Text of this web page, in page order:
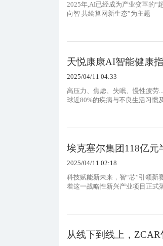
2025年,AI已经成为产业变革的“
向智 共绘算网新生态”为主题
天悦康康AI智能健康
2025/04/11 04:33
高压力、焦虑、失眠、慢性疲劳
球近80%的疾病与不良生活习惯
埃克塞尔集团118亿
2025/04/11 02:18
科技赋能新未来，智“芯”引领新
着这一战略性新兴产业项目正式
从线下到线上，